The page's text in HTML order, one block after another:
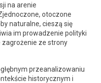
na arenie
otoczone
naturalne, cieszą się
im prowadzenie polityki
zagrożenie ze strony
przeanalizowaniu
historycznym i